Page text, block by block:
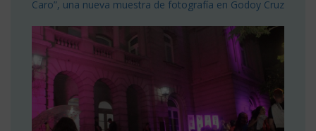
Caro”, una nueva muestra de fotografía en Godoy Cruz